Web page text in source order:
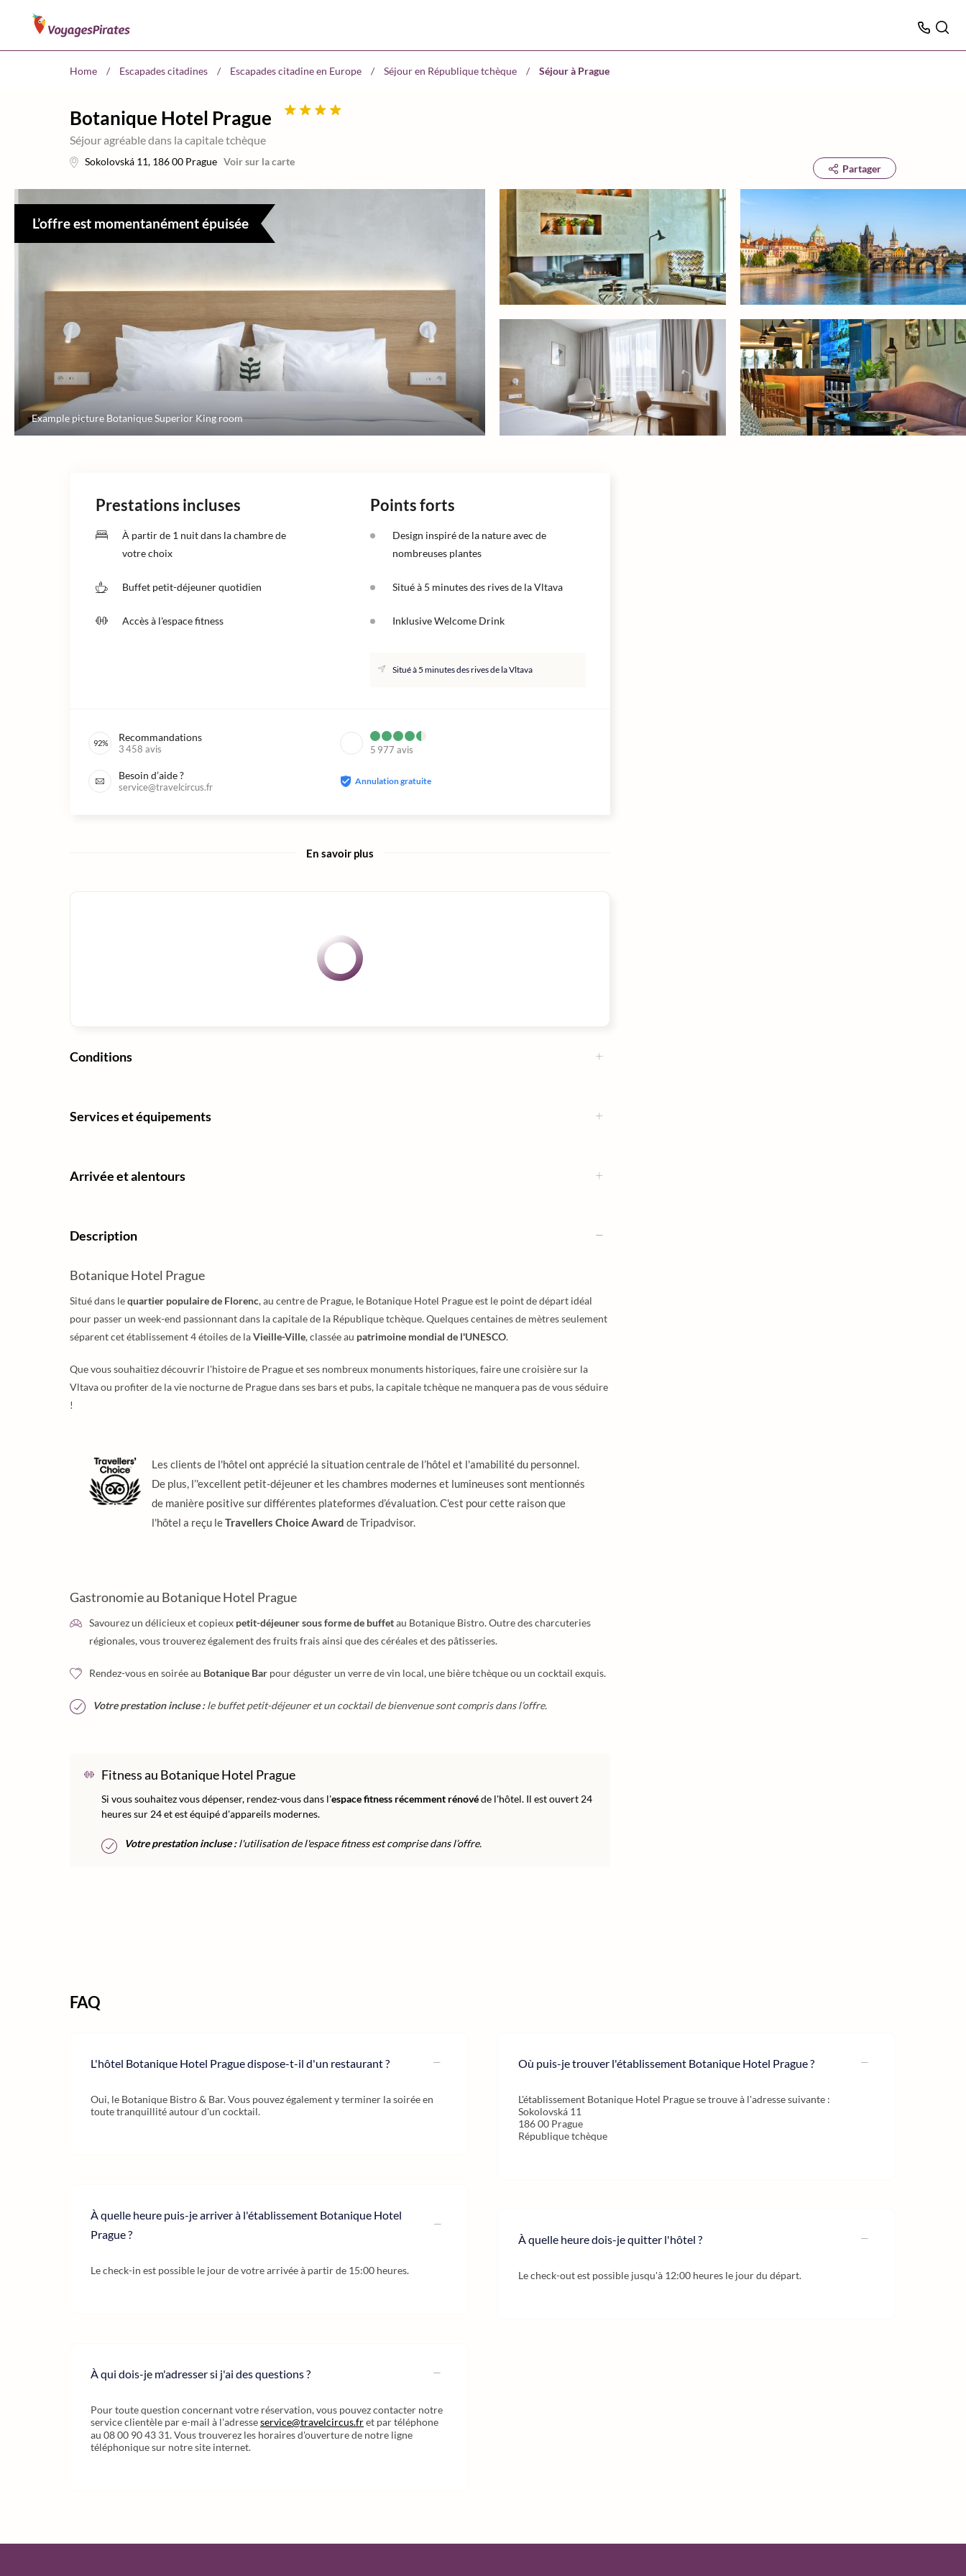
Home / Escapades citadines / Escapades citadine en Europe / Séjour en République tchèque / Séjour à Prague
Botanique Hotel Prague
Séjour agréable dans la capitale tchèque
Sokolovská 11, 186 00 Prague Voir sur la carte
Partager
L’offre est momentanément épuisée
Example picture Botanique Superior King room
Prestations incluses
À partir de 1 nuit dans la chambre de
votre choix
Buffet petit-déjeuner quotidien
Accès à l'espace fitness
Points forts
Design inspiré de la nature avec de
nombreuses plantes
Situé à 5 minutes des rives de la Vltava
Inklusive Welcome Drink
Situé à 5 minutes des rives de la Vltava
92% Recommandations
3 458 avis 5 977 avis
Besoin d’aide ?
service@travelcircus.fr
Annulation gratuite
En savoir plus
Conditions
Services et équipements
Arrivée et alentours
Description
Botanique Hotel Prague
Situé dans lequartier populaire de Florenc, au centre de Prague, le Botanique Hotel Prague est le point de départ idéal
pour passer un week-end passionnant dans la capitale de la République tchèque. Quelques centaines de mètres seulement
séparent cet établissement 4 étoiles de laVieille-Ville, classée au patrimoine mondial de l'UNESCO.
Que vous souhaitiez découvrir l'histoire de Prague et ses nombreux monuments historiques, faire une croisière sur la
Vltava ou profiter de la vie nocturne de Prague dans ses bars et pubs, la capitale tchèque ne manquera pas de vous séduire
!
Les clients de l'hôtel ont apprécié la situation centrale de l’hôtel et l'amabilité du personnel.
De plus, l’'excellent petit-déjeuner et les chambres modernes et lumineuses sont mentionnés
de manière positive sur différentes plateformes d’évaluation. C'est pour cette raison que
l'hôtel a reçu leTravellers Choice Award de Tripadvisor.
Gastronomie au Botanique Hotel Prague
Savourez un délicieux et copieux petit-déjeuner sous forme de buffetau Botanique Bistro. Outre des charcuteries
régionales, vous trouverez également des fruits frais ainsi que des céréales et des pâtisseries.
Rendez-vous en soirée au Botanique Bar pour déguster un verre de vin local, une bière tchèque ou un cocktail exquis.
Votre prestation incluse :le buffet petit-déjeuner et un cocktail de bienvenue sont compris dans l’offre.
Fitness au Botanique Hotel Prague
Si vous souhaitez vous dépenser, rendez-vous dans l'espace fitness récemment rénovéde l'hôtel. Il est ouvert 24
heures sur 24 et est équipé d'appareils modernes.
Votre prestation incluse :l'utilisation de l'espace fitness est comprise dans l’offre.
FAQ
L'hôtel Botanique Hotel Prague dispose-t-il d'un restaurant ?
Oui, le Botanique Bistro & Bar. Vous pouvez également y terminer la soirée en
toute tranquillité autour d'un cocktail.
À quelle heure puis-je arriver à l'établissement Botanique Hotel
Prague ?
Le check-in est possible le jour de votre arrivée à partir de 15:00 heures.
À qui dois-je m'adresser si j'ai des questions ?
Pour toute question concernant votre réservation, vous pouvez contacter notre
service clientèle par e-mail à l'adresseservice@travelcircus.fret par téléphone
au 08 00 90 43 31. Vous trouverez les horaires d'ouverture de notre ligne
téléphonique sur notre site internet.
Où puis-je trouver l'établissement Botanique Hotel Prague ?
L'établissement Botanique Hotel Prague se trouve à l'adresse suivante :
Sokolovská 11
186 00 Prague
République tchèque
À quelle heure dois-je quitter l'hôtel ?
Le check-out est possible jusqu'à 12:00 heures le jour du départ.